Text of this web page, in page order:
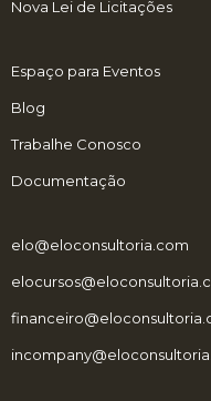
Nova Lei de Licitações
Espaço para Eventos
Blog
Trabalhe Conosco
Documentação
elo@eloconsultoria.com